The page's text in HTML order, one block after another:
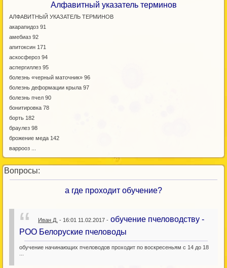
Алфавитный указатель терминов
АЛФАВИТНЫЙ УКАЗАТЕЛЬ ТЕРМИНОВ
акарапидоз 91
амебиаз 92
апитоксин 171
аскосфероз 94
аспергиллез 95
болезнь «черный маточник» 96
болезнь деформации крыла 97
болезнь пчел 90
бонитировка 78
борть 182
браулез 98
брожение меда 142
варрооз ...
Вопросы:
а где проходит обучение?
Иван Д. - 16:01 11.02.2017 - обучение пчеловодству -
РОО Белоруские пчеловоды
обучение начинающих пчеловодов проходит по воскресеньям с 14 до 18